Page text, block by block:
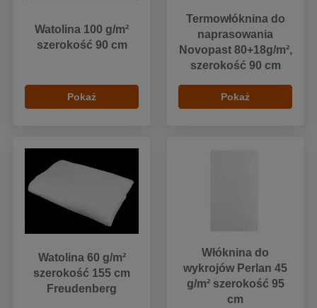
Watolina 100 g/m²
szerokość 90 cm
Pokaż
Termowłóknina do
naprasowania
Novopast 80+18g/m²,
szerokość 90 cm
Pokaż
Watolina 60 g/m²
szerokość 155 cm
Freudenberg
Włóknina do
wykrojów Perlan 45
g/m² szerokość 95
cm